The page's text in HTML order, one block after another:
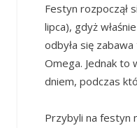
Festyn rozpoczął
lipca), gdyż
odbyła się
Omega. Jednak to
dniem, podczas
Przybyli na festyn